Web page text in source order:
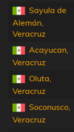
Sayula de
Alemán,
Veracruz
Acayucan,
Veracruz
Oluta,
Veracruz
Soconusco,
Veracruz